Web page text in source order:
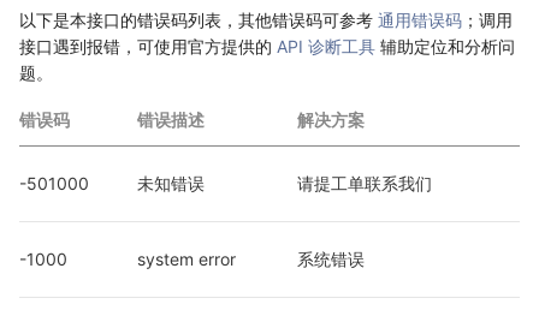
以下是本接口的错误码列表，其他错误码可参考 通用错误码 ；调用
接口遇到报错，可使用官方提供的 API 诊断工具 辅助定位和分析问
题。
错误码 错误描述 解决方案
-501000 未知错误 请提工单联系我们
-1000 system error 系统错误